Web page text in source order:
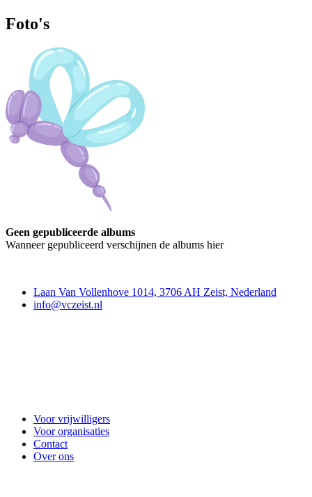
Foto's
Geen gepubliceerde albums
Wanneer gepubliceerd verschijnen de albums hier
Laan Van Vollenhove 1014, 3706 AH Zeist, Nederland
info@vczeist.nl
Voor vrijwilligers
Voor organisaties
Contact
Over ons